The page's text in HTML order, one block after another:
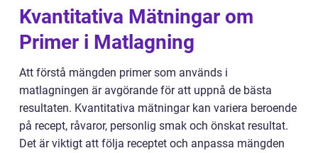
Kvantitativa Mätningar om
Primer i Matlagning
Att förstå mängden primer som används i
matlagningen är avgörande för att uppnå de bästa
resultaten. Kvantitativa mätningar kan variera beroende
på recept, råvaror, personlig smak och önskat resultat.
Det är viktigt att följa receptet och anpassa mängden